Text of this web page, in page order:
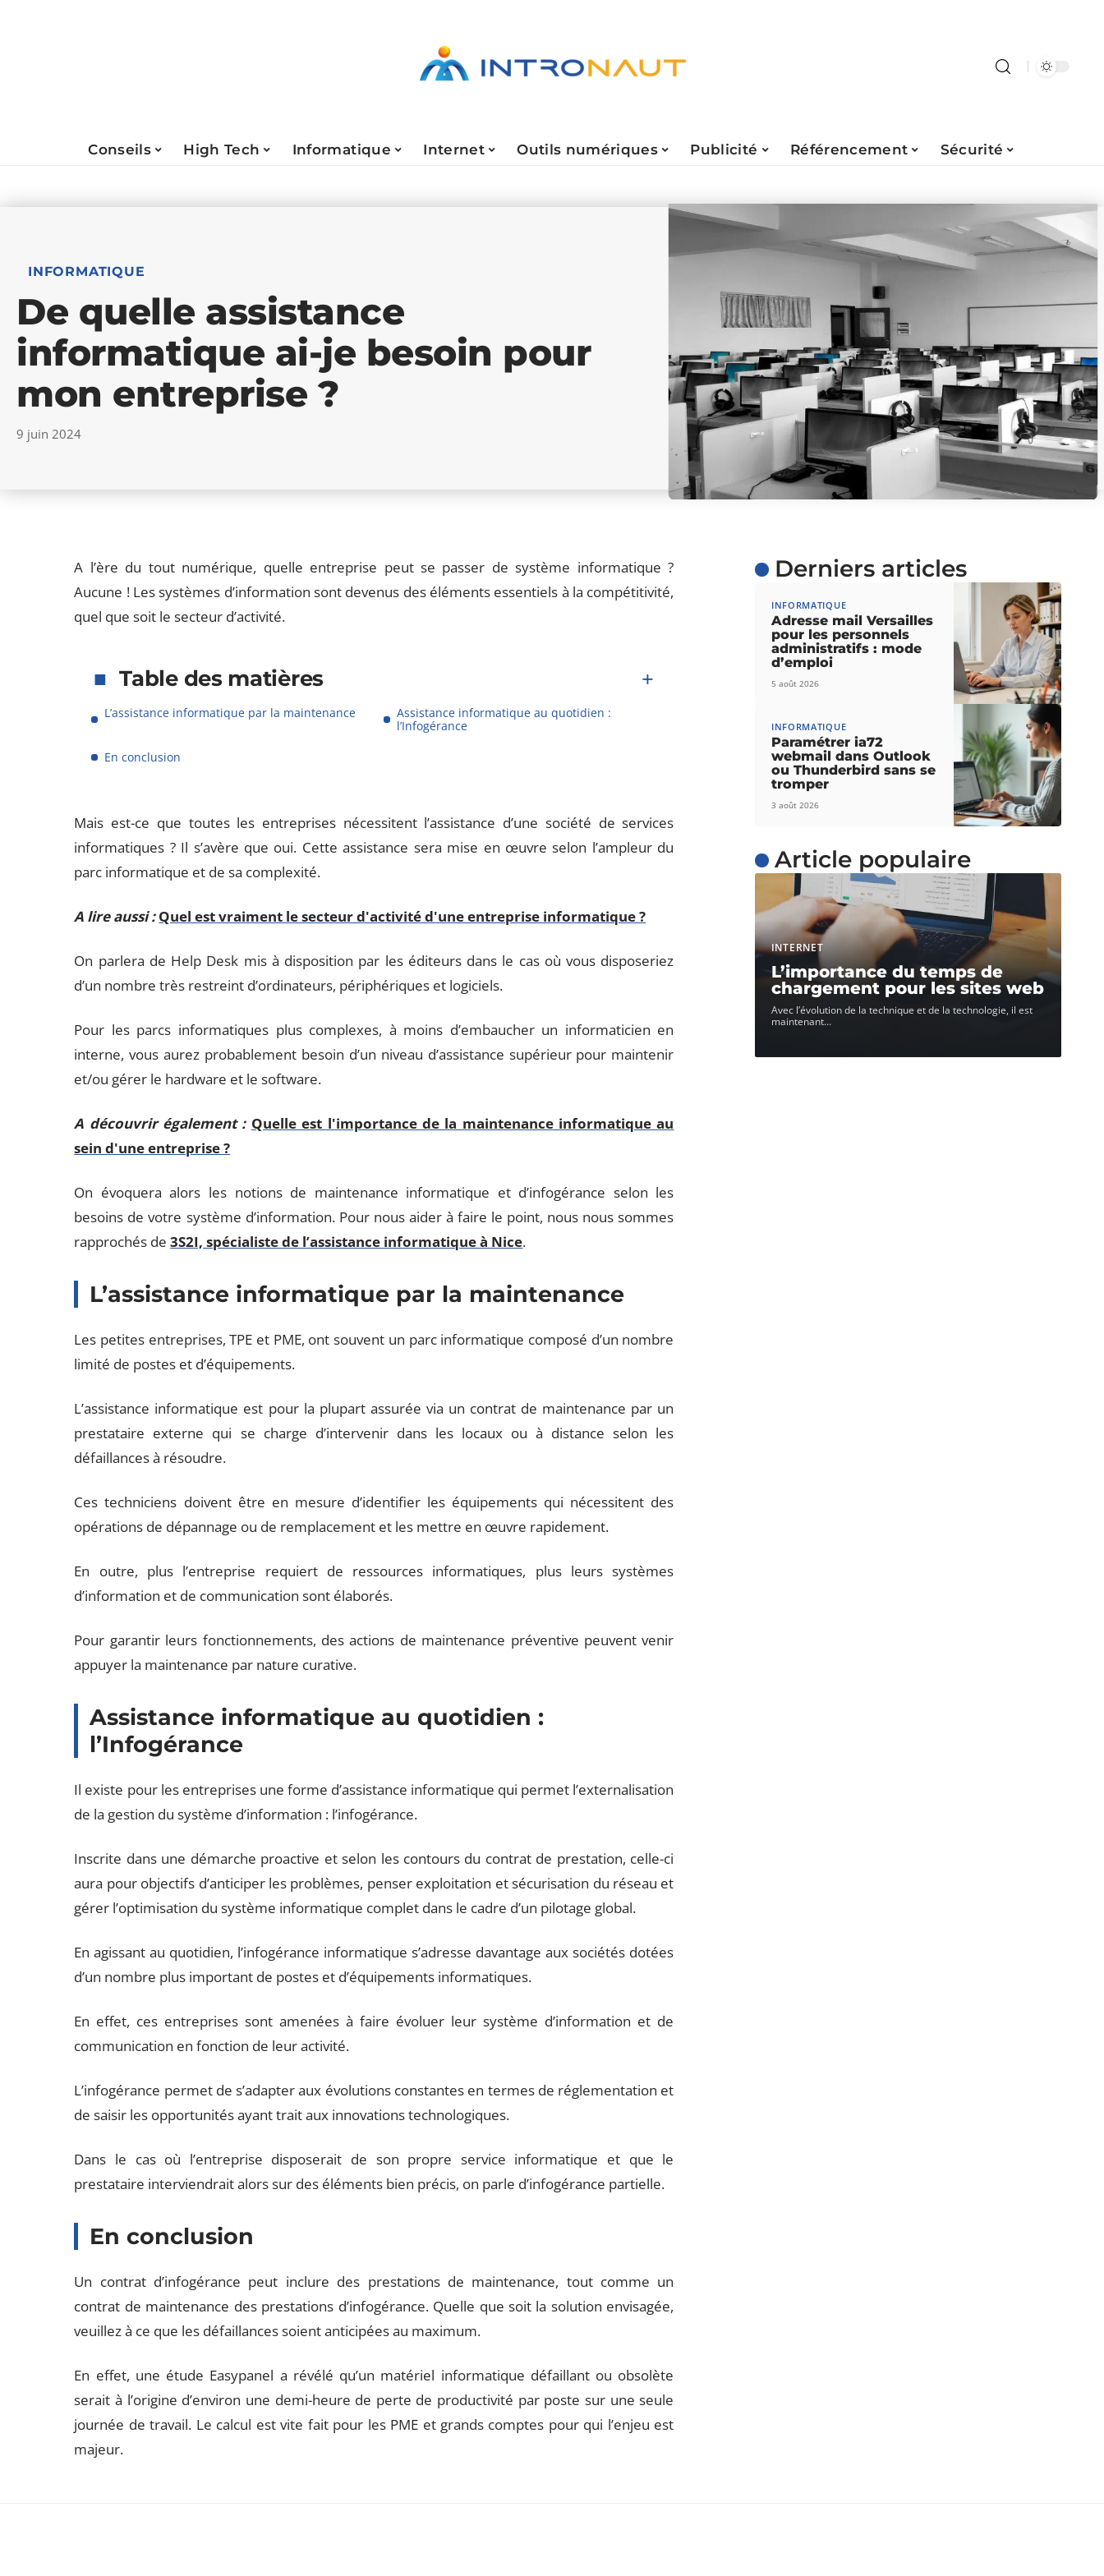
Conseils High Tech Informatique Internet Outils numériques Publicité Référencement Sécurité
INFORMATIQUE
De quelle assistance
informatique ai-je besoin pour
mon entreprise ?
9 juin 2024
A l’ère du tout numérique, quelle entreprise peut se passer de système informatique ?
Aucune ! Les systèmes d’information sont devenus des éléments essentiels à la compétitivité,
quel que soit le secteur d’activité.
Table des matières
L’assistance informatique par la maintenance
Assistance informatique au quotidien :
l’Infogérance
En conclusion
Mais est-ce que toutes les entreprises nécessitent l’assistance d’une société de services
informatiques ? Il s’avère que oui. Cette assistance sera mise en œuvre selon l’ampleur du
parc informatique et de sa complexité.
A lire aussi : Quel est vraiment le secteur d'activité d'une entreprise informatique ?
On parlera de Help Desk mis à disposition par les éditeurs dans le cas où vous disposeriez
d’un nombre très restreint d’ordinateurs, périphériques et logiciels.
Pour les parcs informatiques plus complexes, à moins d’embaucher un informaticien en
interne, vous aurez probablement besoin d’un niveau d’assistance supérieur pour maintenir
et/ou gérer le hardware et le software.
A découvrir également : Quelle est l'importance de la maintenance informatique au
sein d'une entreprise ?
On évoquera alors les notions de maintenance informatique et d’infogérance selon les
besoins de votre système d’information. Pour nous aider à faire le point, nous nous sommes
rapprochés de3S2I, spécialiste de l’assistance informatique à Nice.
L’assistance informatique par la maintenance
Les petites entreprises, TPE et PME, ont souvent un parc informatique composé d’un nombre
limité de postes et d’équipements.
L’assistance informatique est pour la plupart assurée via un contrat de maintenance par un
prestataire externe qui se charge d’intervenir dans les locaux ou à distance selon les
défaillances à résoudre.
Ces techniciens doivent être en mesure d’identifier les équipements qui nécessitent des
opérations de dépannage ou de remplacement et les mettre en œuvre rapidement.
En outre, plus l’entreprise requiert de ressources informatiques, plus leurs systèmes
d’information et de communication sont élaborés.
Pour garantir leurs fonctionnements, des actions de maintenance préventive peuvent venir
appuyer la maintenance par nature curative.
Assistance informatique au quotidien :
l’Infogérance
Il existe pour les entreprises une forme d’assistance informatique qui permet l’externalisation
de la gestion du système d’information : l’infogérance.
Inscrite dans une démarche proactive et selon les contours du contrat de prestation, celle-ci
aura pour objectifs d’anticiper les problèmes, penser exploitation et sécurisation du réseau et
gérer l’optimisation du système informatique complet dans le cadre d’un pilotage global.
En agissant au quotidien, l’infogérance informatique s’adresse davantage aux sociétés dotées
d’un nombre plus important de postes et d’équipements informatiques.
En effet, ces entreprises sont amenées à faire évoluer leur système d’information et de
communication en fonction de leur activité.
L’infogérance permet de s’adapter aux évolutions constantes en termes de réglementation et
de saisir les opportunités ayant trait aux innovations technologiques.
Dans le cas où l’entreprise disposerait de son propre service informatique et que le
prestataire interviendrait alors sur des éléments bien précis, on parle d’infogérance partielle.
En conclusion
Un contrat d’infogérance peut inclure des prestations de maintenance, tout comme un
contrat de maintenance des prestations d’infogérance. Quelle que soit la solution envisagée,
veuillez à ce que les défaillances soient anticipées au maximum.
En effet, une étude Easypanel a révélé qu’un matériel informatique défaillant ou obsolète
serait à l’origine d’environ une demi-heure de perte de productivité par poste sur une seule
journée de travail. Le calcul est vite fait pour les PME et grands comptes pour qui l’enjeu est
majeur.
Derniers articles
INFORMATIQUE
Adresse mail Versailles
pour les personnels
administratifs : mode
d’emploi
5 août 2026
INFORMATIQUE
Paramétrer ia72
webmail dans Outlook
ou Thunderbird sans se
tromper
3 août 2026
Article populaire
INTERNET
L’importance du temps de
chargement pour les sites web
Avec l’évolution de la technique et de la technologie, il est
maintenant…